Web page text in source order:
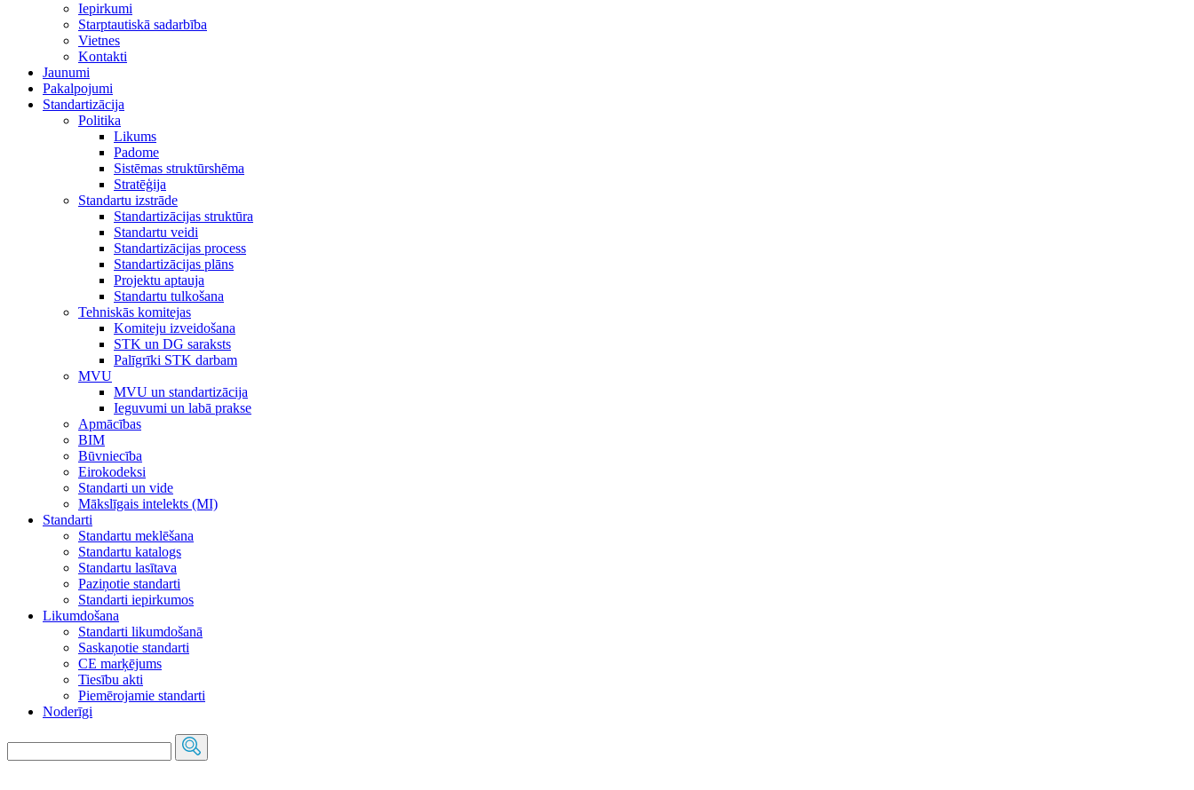
Iepirkumi
Starptautiskā sadarbība
Vietnes
Kontakti
Jaunumi
Pakalpojumi
Standartizācija
Politika
Likums
Padome
Sistēmas struktūrshēma
Stratēģija
Standartu izstrāde
Standartizācijas struktūra
Standartu veidi
Standartizācijas process
Standartizācijas plāns
Projektu aptauja
Standartu tulkošana
Tehniskās komitejas
Komiteju izveidošana
STK un DG saraksts
Palīgrīki STK darbam
MVU
MVU un standartizācija
Ieguvumi un labā prakse
Apmācības
BIM
Būvniecība
Eirokodeksi
Standarti un vide
Mākslīgais intelekts (MI)
Standarti
Standartu meklēšana
Standartu katalogs
Standartu lasītava
Paziņotie standarti
Standarti iepirkumos
Likumdošana
Standarti likumdošanā
Saskaņotie standarti
CE marķējums
Tiesību akti
Piemērojamie standarti
Noderīgi